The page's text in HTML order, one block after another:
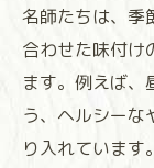
名師たちは、季
合わせた味付け
ます。例えば、
う、ヘルシーな
り入れていま